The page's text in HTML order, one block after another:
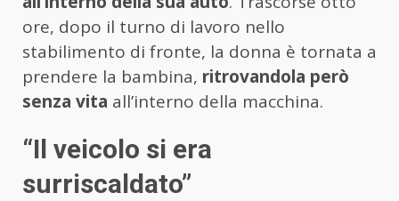
ore, dopo il turno di lavoro nello
stabilimento di fronte, la donna è tornata a
prendere la bambina, ritrovandola però
senza vita all’interno della macchina.
“Il veicolo si era
surriscaldato”